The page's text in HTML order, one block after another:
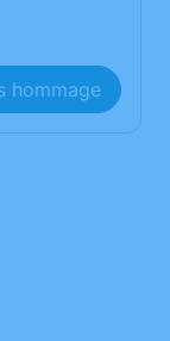
hommage